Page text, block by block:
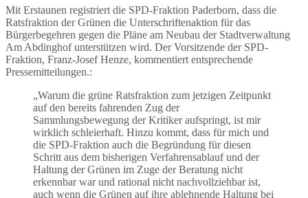
Mit Erstaunen registriert die SPD-Fraktion Paderborn, dass die
Ratsfraktion der Grünen die Unterschriftenaktion für das
Bürgerbegehren gegen die Pläne am Neubau der Stadtverwaltung
Am Abdinghof unterstützen wird. Der Vorsitzende der SPD-
Fraktion, Franz-Josef Henze, kommentiert entsprechende
Pressemitteilungen.:
„Warum die grüne Ratsfraktion zum jetzigen Zeitpunkt
auf den bereits fahrenden Zug der
Sammlungsbewegung der Kritiker aufspringt, ist mir
wirklich schleierhaft. Hinzu kommt, dass für mich und
die SPD-Fraktion auch die Begründung für diesen
Schritt aus dem bisherigen Verfahrensablauf und der
Haltung der Grünen im Zuge der Beratung nicht
erkennbar war und rational nicht nachvollziehbar ist,
auch wenn die Grünen auf ihre ablehnende Haltung bei